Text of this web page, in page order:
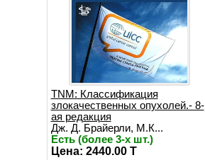
TNM: Классификация
злокачественных опухолей.- 8-
ая редакция
Дж. Д. Брайерли, М.К...
Есть (более 3-х шт.)
Цена: 2440.00 T